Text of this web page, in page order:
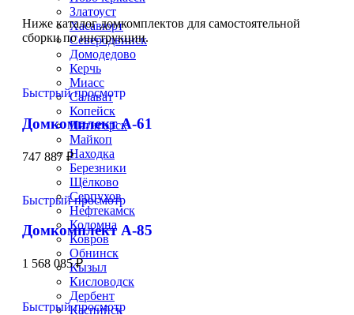
Златоуст
Хасавюрт
Северодвинск
Домодедово
Керчь
Миасс
Салават
Копейск
Пятигорск
Майкоп
Находка
Березники
Щёлково
Серпухов
Нефтекамск
Коломна
Ковров
Обнинск
Кызыл
Кисловодск
Дербент
Каспийск
Ниже каталог домкомплектов для самостоятельной
сборки по инструкции.
Быстрый просмотр
Домкомплект А-61
747 887 ₽
Быстрый просмотр
Домкомплект А-85
1 568 085₽
Быстрый просмотр